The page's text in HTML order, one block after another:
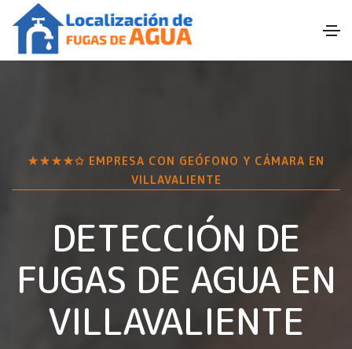
★★★★✩ EMPRESA CON GEÓFONO Y CÁMARA EN
VILLAVALIENTE
DETECCIÓN DE
FUGAS DE AGUA EN
VILLAVALIENTE